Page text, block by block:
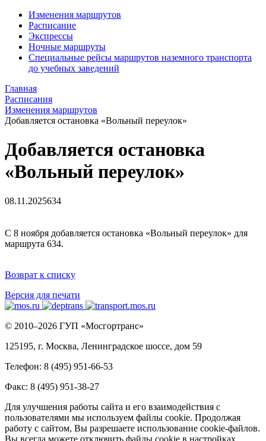
Изменения маршрутов
Расписание
Экспрессы
Ночные маршруты
Специальные рейсы маршрутов наземного транспорта
до учебных заведений
Главная
Расписания
Изменения маршрутов
Добавляется остановка «Вольный переулок»
Добавляется остановка
«Вольный переулок»
08.11.2025634
С 8 ноября добавляется остановка «Вольный переулок» для
маршрута 634.
Возврат к списку
Версия для печати
© 2010–2026 ГУП «Мосгортранс»
125195, г. Москва, Ленинградское шоссе, дом 59
Телефон: 8 (495) 951-66-53
Факс: 8 (495) 951-38-27
Для улучшения работы сайта и его взаимодействия с
пользователями мы используем файлы cookie. Продолжая
работу с сайтом, Вы разрешаете использование cookie-файлов.
Вы всегда можете отключить файлы cookie в настройках